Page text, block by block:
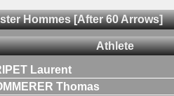
Hommes [After 60 Arrows]
Athlete
Laurent
Thomas